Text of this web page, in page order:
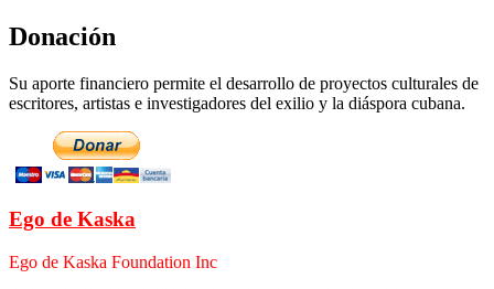
Donación
Su aporte financiero permite el desarrollo de proyectos culturales de
escritores, artistas e investigadores del exilio y la diáspora cubana.
Ego de Kaska
Ego de Kaska Foundation Inc